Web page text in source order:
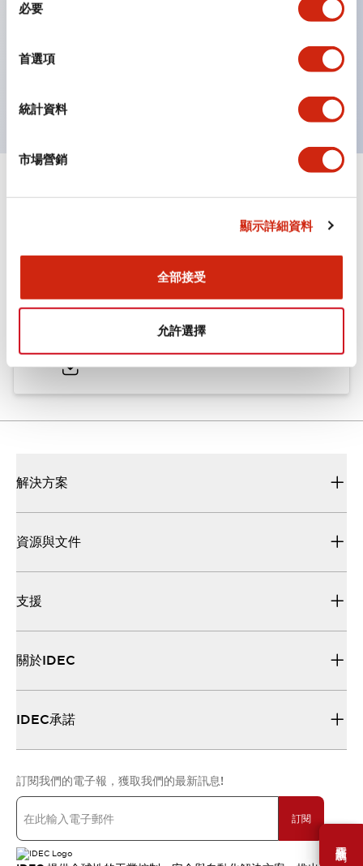
必要
首選項
統計資料
市場營銷
顯示詳細資料
全部接受
允許選擇
需要幫助嗎？
配備可確認接點狀態的指示燈，並提供手柄操作型、鑰匙
手柄可從6種中選擇
文件和檔案
型錄和宣傳手冊 CAD檔 認證與標準 技術文件
ø25/30 系列 CS型 凸輪開關
793.91KB
解決方案
資源與文件
支援
關於IDEC
IDEC承諾
訂閱我們的電子報，獲取我們的最新訊息!
訂閱